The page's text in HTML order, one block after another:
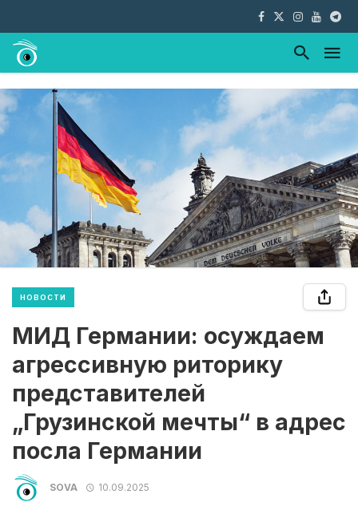
НОВОСТИ
МИД Германии: осуждаем
агрессивную риторику
представителей
„Грузинской мечты“ в адрес
посла Германии
SOVA 10.09.2025